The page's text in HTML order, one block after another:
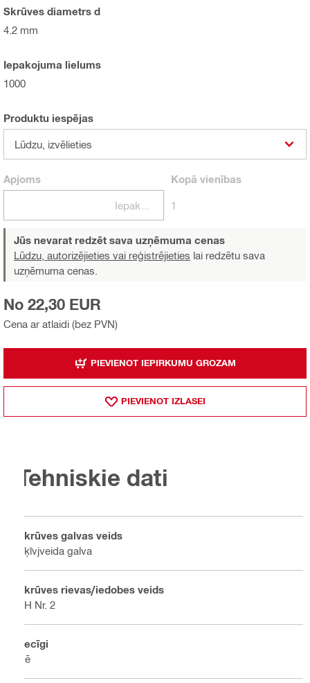
Skrūves diametrs d
4.2 mm
Iepakojuma lielums
1000
Produktu iespējas
Lūdzu, izvēlieties
Apjoms Kopā vienības
1
Jūs nevarat redzēt sava uzņēmuma cenas
Lūdzu, autorizējieties vai reģistrējieties lai redzētu sava
uzņēmuma cenas.
Cena ar atlaidi (bez PVN)
No 22,30 EUR
PIEVIENOT IEPIRKUMU GROZAM
PIEVIENOT IZLASEI
Tehniskie dati
Skrūves galvas veids
Šķīvjveida galva
Skrūves rievas/iedobes veids
PH Nr. 2
Secīgi
Nē